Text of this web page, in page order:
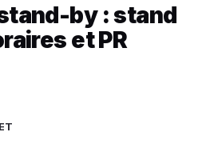
by : stand
et PR